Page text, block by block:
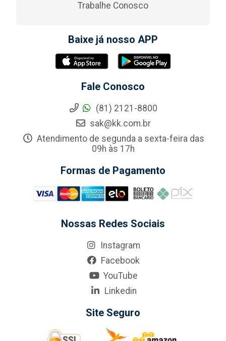
Trabalhe Conosco
Baixe já nosso APP
Fale Conosco
(81) 2121-8800
sak@kk.com.br
Atendimento de segunda a sexta-feira das
09h às 17h
Formas de Pagamento
Nossas Redes Sociais
Instagram
Facebook
YouTube
Linkedin
Site Seguro